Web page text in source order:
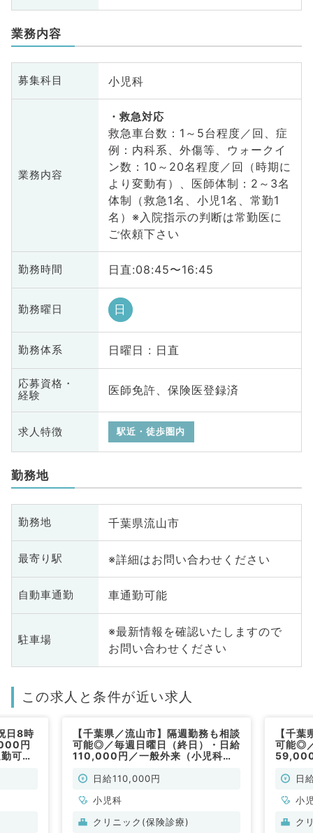
業務内容
募集科目 小児科
業務内容
救急対応
救急車台数：1～5台程度／回、症
例：内科系、外傷等、ウォークイ
ン数：10～20名程度／回（時期に
より変動有）、医師体制：2～3名
体制（救急1名、小児1名、常勤1
名）※入院指示の判断は常勤医に
ご依頼下さい
勤務時間 日直:08:45〜16:45
勤務曜日 日
勤務体系 日曜日 : 日直
応募資格・
経験
医師免許、保険医登録済
求人特徴 駅近・徒歩圏内
勤務地
勤務地 千葉県流山市
最寄り駅 ※詳細はお問い合わせください
自動車通勤 車通勤可能
駐車場
※最新情報を確認いたしますので
お問い合わせください
この求人と条件が近い求人
日8時
円
可能
【千葉県／流山市】隔週勤務も相談
可能◎／毎週日曜日（終日）・日給
110,000円／一般外来（小児科／
日給110,000円
小児科
クリニック(保険診療)
【千
可能◎
59,000
日
小
ク